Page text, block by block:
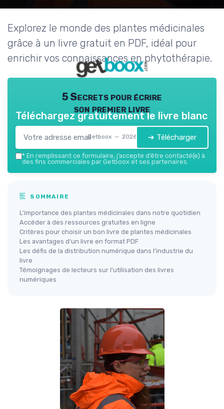
Explorez le monde des plantes médicinales
grâce à un livre gratuit en PDF, idéal pour
enrichir vos connaissances en phytothérapie.
5 Secrets pour écrire
son premier livre
Getboox — 2026
Téléchargez gratuitement le livre blanc
➔ Télécharger
* En remplissant ce formulaire, j’accepte d’être contacté(e) à
des fins commerciales par Getboox et ses partenaires.
SOMMAIRE
L'importance des plantes médicinales dans notre quotidien
Accéder à des ressources gratuites en ligne
Critères pour choisir un bon livre de plantes médicinales
Les avantages d'un livre en format PDF
Les défis de la distribution numérique dans l'industrie du
livre
Témoignages de lecteurs sur l'utilisation des livres
numériques